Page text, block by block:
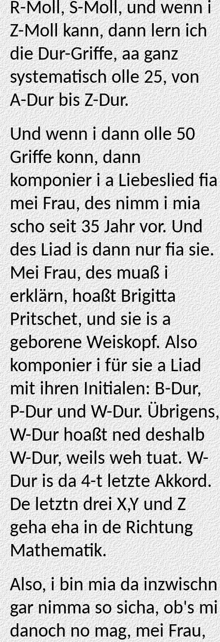
R-Moll, S-Moll, und wenn i
Z-Moll kann, dann lern ich
die Dur-Griffe, aa ganz
systematisch olle 25, von
A-Dur bis Z-Dur.
Und wenn i dann olle 50
Griffe konn, dann
komponier i a Liebeslied fia
mei Frau, des nimm i mia
scho seit 35 Jahr vor. Und
des Liad is dann nur fia sie.
Mei Frau, des muaß i
erklärn, hoaßt Brigitta
Pritschet, und sie is a
geborene Weiskopf. Also
komponier i für sie a Liad
mit ihren Initialen: B-Dur,
P-Dur und W-Dur. Übrigens,
W-Dur hoaßt ned deshalb
W-Dur, weils weh tuat. W-
Dur is da 4-t letzte Akkord.
De letztn drei X,Y und Z
geha eha in de Richtung
Mathematik.
Also, i bin mia da inzwischn
gar nimma so sicha, ob's mi
danoch no mag, mei Frau,